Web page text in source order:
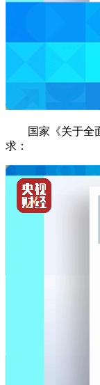
国家《关于全
求：